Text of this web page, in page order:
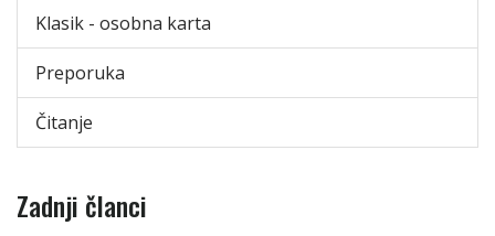
Klasik - osobna karta
Preporuka
Čitanje
Zadnji članci